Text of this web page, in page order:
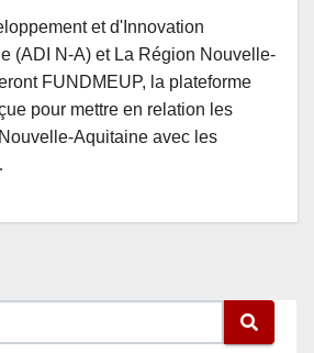
et d'Innovation
(ADI N-A) et La Région Nouvelle-
FUNDMEUP, la plateforme
pour mettre en relation les
Aquitaine avec les